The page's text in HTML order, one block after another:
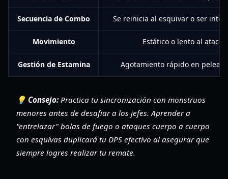
Secuencia de Combo Se reinicia al esquivar o ser
Movimiento Estático o lento al atacar
Gestión de Estamina Agotamiento rápido en peleas
💡 Consejo:Practica tu sincronización con monstruos
menores antes de desafiar a los jefes. Aprender a
"entrelazar" bolas de fuego o ataques cuerpo a cuerpo
con esquivas duplicará tu DPS efectivo al asegurar que
siempre logres realizar tu remate.